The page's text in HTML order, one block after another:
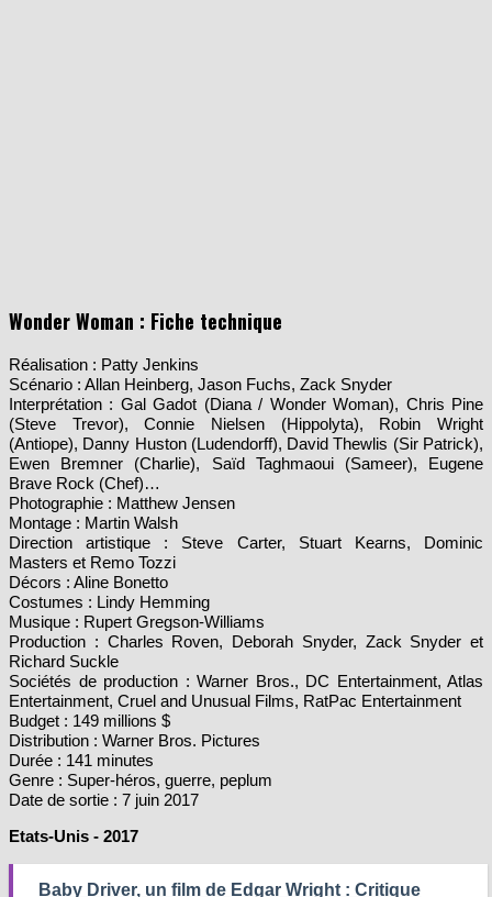
Réalisation : Patty Jenkins
Scénario : Allan Heinberg, Jason Fuchs, Zack Snyder
Interprétation : Gal Gadot (Diana / Wonder Woman), Chris Pine
(Steve Trevor), Connie Nielsen (Hippolyta), Robin Wright
(Antiope), Danny Huston (Ludendorff), David Thewlis (Sir Patrick),
Ewen Bremner (Charlie), Saïd Taghmaoui (Sameer), Eugene
Brave Rock (Chef)…
Photographie : Matthew Jensen
Montage : Martin Walsh
Direction artistique : Steve Carter, Stuart Kearns, Dominic
Masters et Remo Tozzi
Décors : Aline Bonetto
Costumes : Lindy Hemming
Musique : Rupert Gregson-Williams
Production : Charles Roven, Deborah Snyder, Zack Snyder et
Richard Suckle
Sociétés de production : Warner Bros., DC Entertainment, Atlas
Entertainment, Cruel and Unusual Films, RatPac Entertainment
Budget : 149 millions $
Distribution : Warner Bros. Pictures
Durée : 141 minutes
Genre : Super-héros, guerre, peplum
Date de sortie : 7 juin 2017
Etats-Unis - 2017